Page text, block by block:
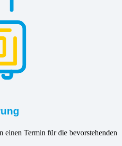
Termin für die bevorstehenden